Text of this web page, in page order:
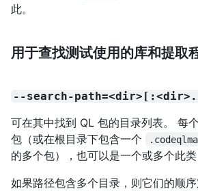
此。
用于查找测试使用的库和提取
--search-
可在其中找到 QL 包的目录列表。 每
包（或在根目录下包含一个
的多个包），也可以是一个或多个此类
如果路径包含多个目录，则它们的顺